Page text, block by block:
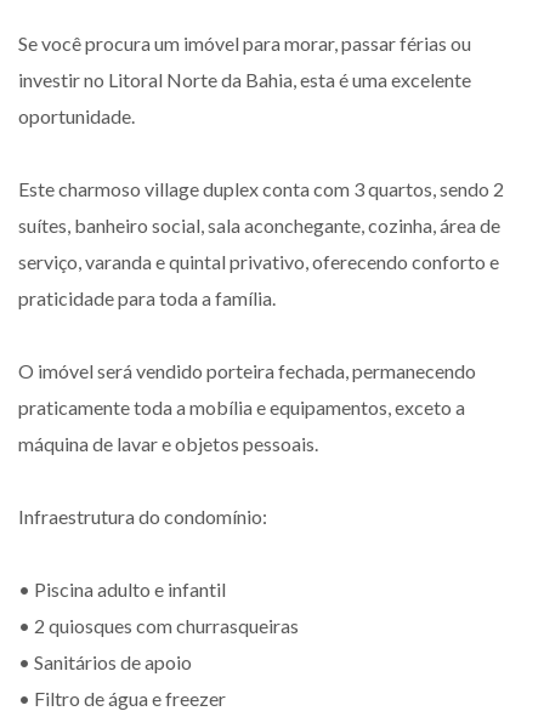
Se você procura um imóvel para morar, passar férias ou
investir no Litoral Norte da Bahia, esta é uma excelente
oportunidade.
Este charmoso village duplex conta com 3 quartos, sendo 2
suítes, banheiro social, sala aconchegante, cozinha, área de
serviço, varanda e quintal privativo, oferecendo conforto e
praticidade para toda a família.
O imóvel será vendido porteira fechada, permanecendo
praticamente toda a mobília e equipamentos, exceto a
máquina de lavar e objetos pessoais.
Infraestrutura do condomínio:
• Piscina adulto e infantil
• 2 quiosques com churrasqueiras
• Sanitários de apoio
• Filtro de água e freezer